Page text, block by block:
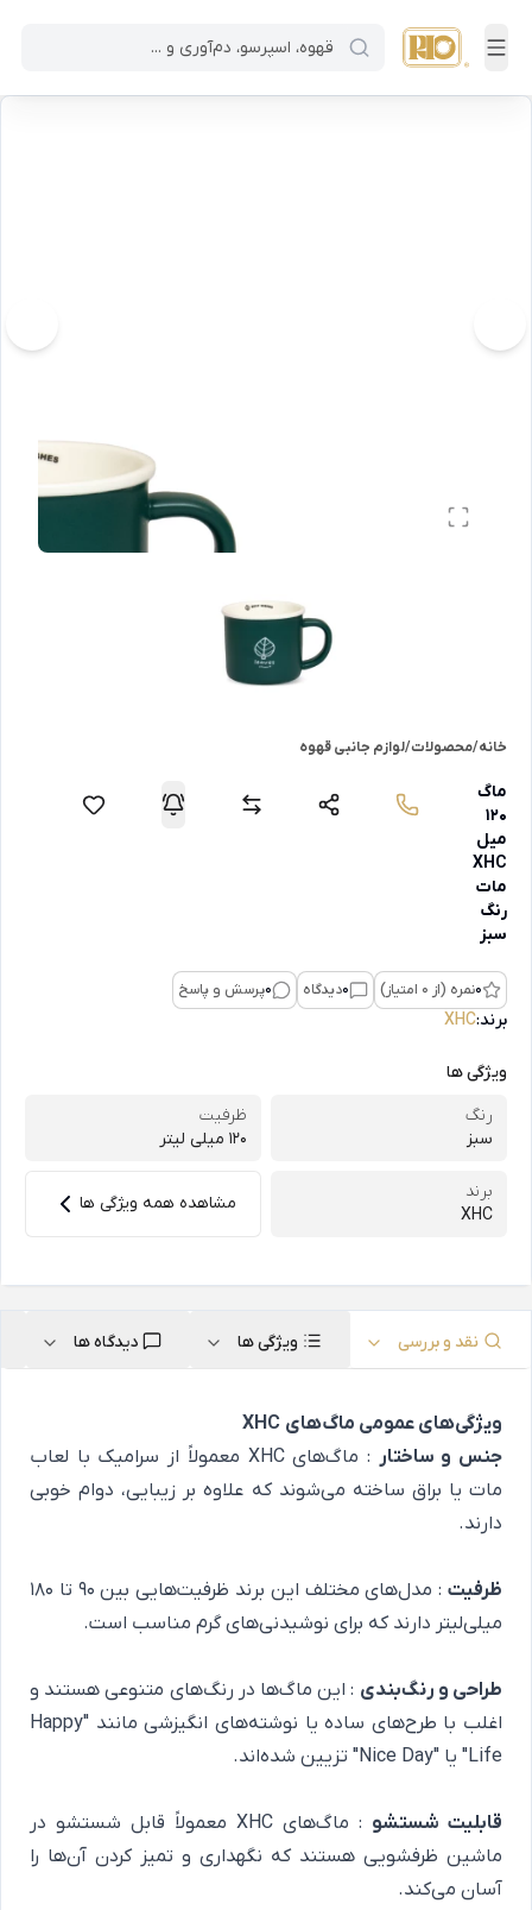
خانه/محصولات/لوازم جانبی قهوه
ماگ
120
میل
XHC
مات
رنگ
سبز
0نمره (از 0 امتیاز) 0دیدگاه 0پرسش و پاسخ
برند:XHC
ویژگی ها
رنگ
سبز
ظرفیت
120 میلی لیتر
برند
XHC
مشاهده همه ویژگی ها
نقد و بررسی ویژگی ها دیدگاه ها
ویژگی‌های عمومی ماگ‌های
جنس و ساختار
: ماگ‌های XHC معمولاً از سرامیک با لعاب
مات یا براق ساخته می‌شوند که علاوه بر زیبایی، دوام خوبی
دارند.
ظرفیت
: مدل‌های مختلف این برند ظرفیت‌هایی بین 90 تا 180
میلی‌لیتر دارند که برای نوشیدنی‌های گرم مناسب است.
طراحی و رنگ‌بندی : این ماگ‌ها در رنگ‌های متنوعی هستند و
اغلب با طرح‌های ساده یا نوشته‌های انگیزشی مانند "Happy
Life" یا "Nice Day" تزیین شده‌اند.
قابلیت شستشو
: ماگ‌های XHC معمولاً قابل شستشو در
ماشین ظرفشویی هستند که نگهداری و تمیز کردن آن‌ها را
آسان می‌کند.